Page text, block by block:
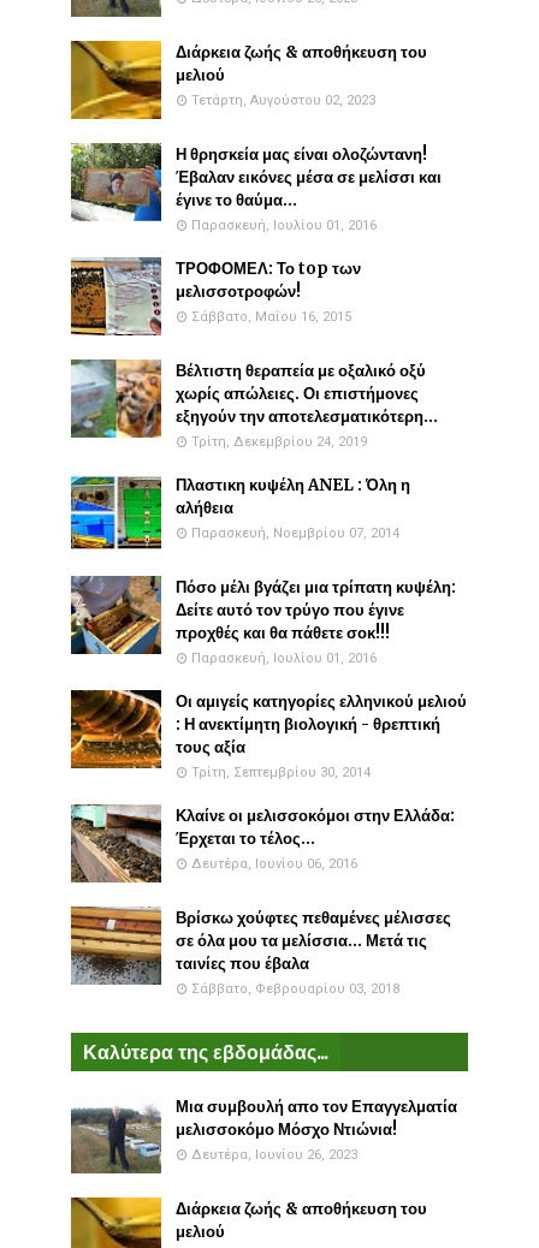
Διάρκεια ζωής & αποθήκευση του
μελιού
Τετάρτη, Αυγούστου 02, 2023
Η θρησκεία μας είναι ολοζώντανη!
Έβαλαν εικόνες μέσα σε μελίσσι και
έγινε το θαύμα...
Παρασκευή, Ιουλίου 01, 2016
ΤΡΟΦΟΜΕΛ: Το top των
μελισσοτροφών!
Σάββατο, Μαΐου 16, 2015
Βέλτιστη θεραπεία με οξαλικό οξύ
χωρίς απώλειες. Οι επιστήμονες
εξηγούν την αποτελεσματικότερη...
Τρίτη, Δεκεμβρίου 24, 2019
Πλαστικη κυψέλη ANEL : Όλη η
αλήθεια
Παρασκευή, Νοεμβρίου 07, 2014
Πόσο μέλι βγάζει μια τρίπατη κυψέλη:
Δείτε αυτό τον τρύγο που έγινε
προχθές και θα πάθετε σοκ!!!
Παρασκευή, Ιουλίου 01, 2016
Οι αμιγείς κατηγορίες ελληνικού μελιού
: Η ανεκτίμητη βιολογική - θρεπτική
τους αξία
Τρίτη, Σεπτεμβρίου 30, 2014
Κλαίνε οι μελισσοκόμοι στην Ελλάδα:
Έρχεται το τέλος...
Δευτέρα, Ιουνίου 06, 2016
Βρίσκω χούφτες πεθαμένες μέλισσες
σε όλα μου τα μελίσσια... Μετά τις
ταινίες που έβαλα
Σάββατο, Φεβρουαρίου 03, 2018
Καλύτερα της εβδομάδας...
Μια συμβουλή απο τον Επαγγελματία
μελισσοκόμο Μόσχο Ντιώνια!
Δευτέρα, Ιουνίου 26, 2023
Διάρκεια ζωής & αποθήκευση του
μελιού